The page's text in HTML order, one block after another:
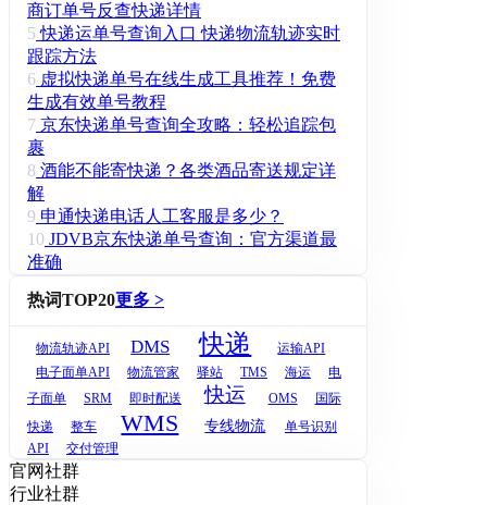
商订单号反查快递详情
5 快递运单号查询入口 快递物流轨迹实时
跟踪方法
6 虚拟快递单号在线生成工具推荐！免费
生成有效单号教程
7 京东快递单号查询全攻略：轻松追踪包
裹
8 酒能不能寄快递？各类酒品寄送规定详
解
9 申通快递电话人工客服是多少？
10 JDVB京东快递单号查询：官方渠道最
准确
热词TOP20更多 >
物流轨迹API DMS 快递
运输API
电子面单API
物流管家 驿站 TMS 海运
电
子面单
SRM 即时配送 快运 OMS
国际
快递
整车 WMS 专线物流
单号识别
API
交付管理
官网社群
行业社群